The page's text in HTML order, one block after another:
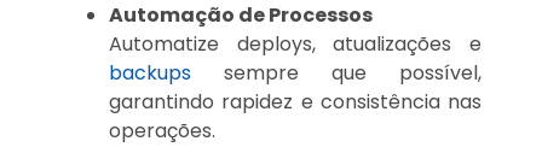
Automação de Processos
Automatize deploys, atualizações e
backups sempre que possível,
garantindo rapidez e consistência nas
operações.